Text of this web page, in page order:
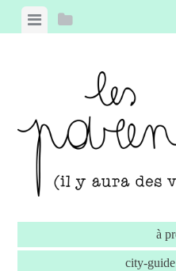
Skip to content
View menuView sidebar
à
city-